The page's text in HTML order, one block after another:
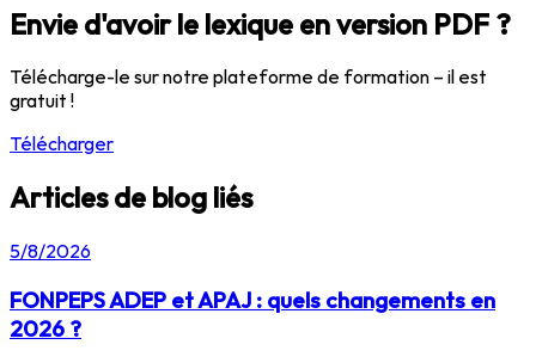
Envie d'avoir le lexique en version PDF ?
Télécharge-le sur notre plateforme de formation – il est
gratuit !
Télécharger
Articles de blog liés
5/8/2026
FONPEPS ADEP et APAJ : quels changements en
2026 ?